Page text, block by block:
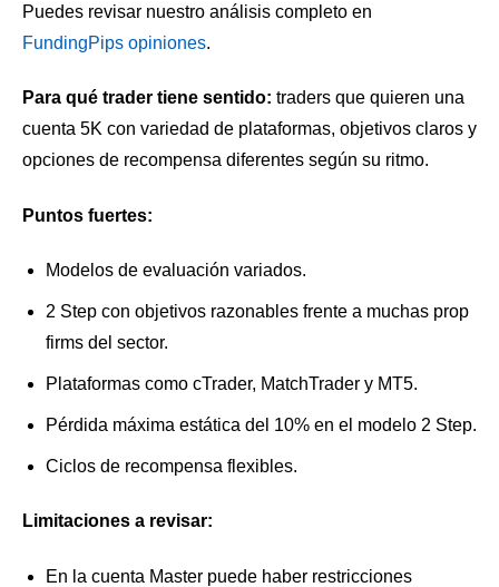
Puedes revisar nuestro análisis completo en
FundingPips opiniones.
Para qué trader tiene sentido: traders que quieren una
cuenta 5K con variedad de plataformas, objetivos claros y
opciones de recompensa diferentes según su ritmo.
Puntos fuertes:
Modelos de evaluación variados.
2 Step con objetivos razonables frente a muchas prop
firms del sector.
Plataformas como cTrader, MatchTrader y MT5.
Pérdida máxima estática del 10% en el modelo 2 Step.
Ciclos de recompensa flexibles.
Limitaciones a revisar:
En la cuenta Master puede haber restricciones